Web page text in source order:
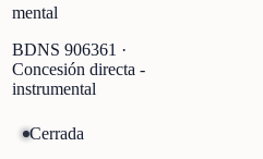
mental
BDNS 906361 ·
Concesión directa -
instrumental
Cerrada